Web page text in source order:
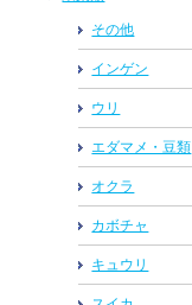
その他
インゲン
ウリ
エダマメ・豆類
オクラ
カボチャ
キュウリ